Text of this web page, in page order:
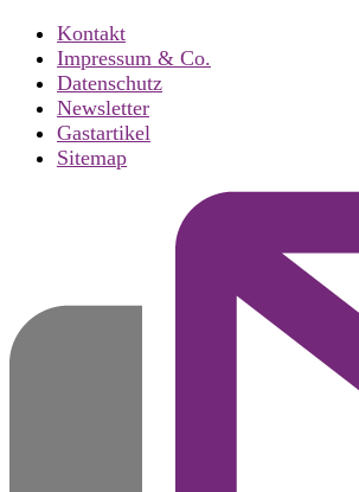
Kontakt
Impressum & Co.
Datenschutz
Newsletter
Gastartikel
Sitemap